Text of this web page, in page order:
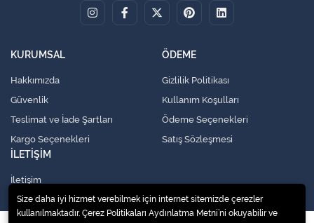
KURUMSAL
Hakkımızda
Güvenlik
Teslimat ve İade Şartları
Kargo Seçenekleri
ÖDEME
Gizlilik Politikası
Kullanım Koşulları
Ödeme Seçenekleri
Satış Sözleşmesi
İLETİŞİM
İletişim
Size daha iyi hizmet verebilmek için internet sitemizde çerezler
kullanılmaktadır. Çerez Politikaları Aydınlatma Metni’ni okuyabilir ve